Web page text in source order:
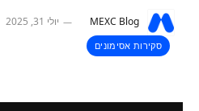
MEXC Blog יולי 31, 2025
סקירות אסימונים